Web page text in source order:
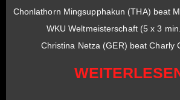
Chonlathorn Mingsupphakun (THA) beat
WKU Weltmeisterschaft (5 x 3
Christina Netza (GER) beat Charly